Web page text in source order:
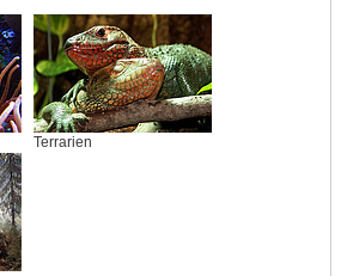
Terrarien